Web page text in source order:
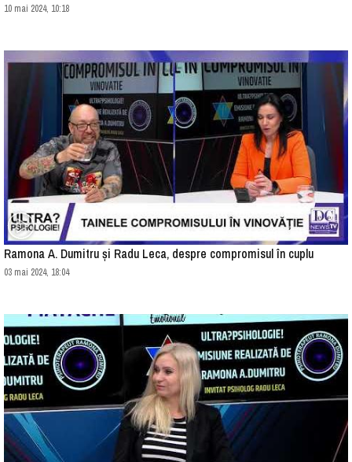
10 mai 2024, 10:18
Ramona A. Dumitru și Radu Leca, despre compromisul în cuplu
03 mai 2024, 18:04